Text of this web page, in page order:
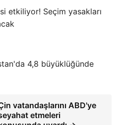
etkiliyor! Seçim yasakları
4,8 büyüklüğünde
vatandaşlarını ABD'ye
etmeleri